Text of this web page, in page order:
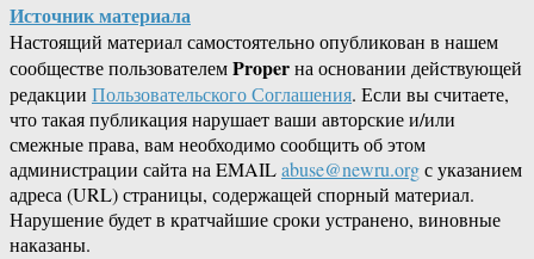
Источник материала
Настоящий материал самостоятельно опубликован в нашем
сообществе пользователемProperна основании действующей
редакции Пользовательского Соглашения. Если вы считаете,
что такая публикация нарушает ваши авторские и/или
смежные права, вам необходимо сообщить об этом
администрации сайта на EMAILabuse@newru.orgс указанием
адреса (URL) страницы, содержащей спорный материал.
Нарушение будет в кратчайшие сроки устранено, виновные
наказаны.